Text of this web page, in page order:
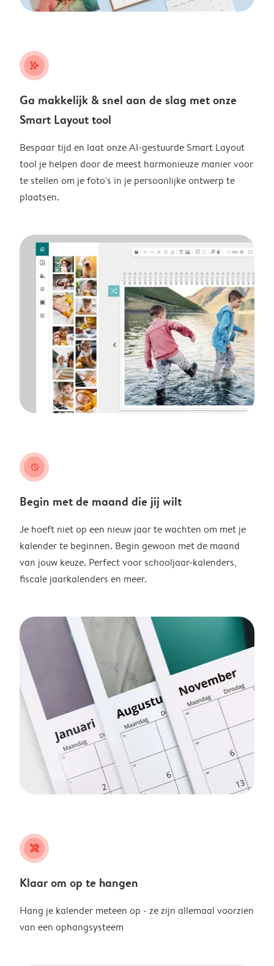
stars_plus
Ga makkelijk & snel aan de slag met onze
Smart Layout tool
Bespaar tijd en laat onze AI-gestuurde Smart Layout
tool je helpen door de meest harmonieuze manier voor
te stellen om je foto's in je persoonlijke ontwerp te
plaatsen.
clock
Begin met de maand die jij wilt
Je hoeft niet op een nieuw jaar te wachten om met je
kalender te beginnen. Begin gewoon met de maand
van jouw keuze. Perfect voor schooljaar-kalenders,
fiscale jaarkalenders en meer.
tools
Klaar om op te hangen
Hang je kalender meteen op - ze zijn allemaal voorzien
van een ophangsysteem